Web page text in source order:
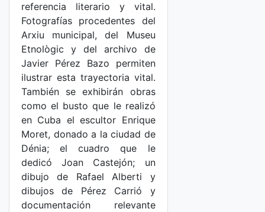
referencia literario y vital.
Fotografías procedentes del
Arxiu municipal, del Museu
Etnològic y del archivo de
Javier Pérez Bazo permiten
ilustrar esta trayectoria vital.
También se exhibirán obras
como el busto que le realizó
en Cuba el escultor Enrique
Moret, donado a la ciudad de
Dénia; el cuadro que le
dedicó Joan Castejón; un
dibujo de Rafael Alberti y
dibujos de Pérez Carrió y
documentación relevante